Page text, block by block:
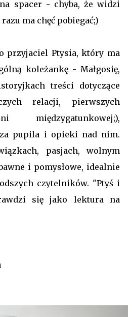
spacer - chyba, że widzi
ma chęć pobiegać;)
przyjaciel Ptysia, który ma
koleżankę - Małgosię,
treści dotyczące
relacji, pierwszych
międzygatunkowej;),
pupila i opieki nad nim.
pasjach, wolnym
i pomysłowe, idealnie
czytelników. "Ptyś i
się jako lektura na